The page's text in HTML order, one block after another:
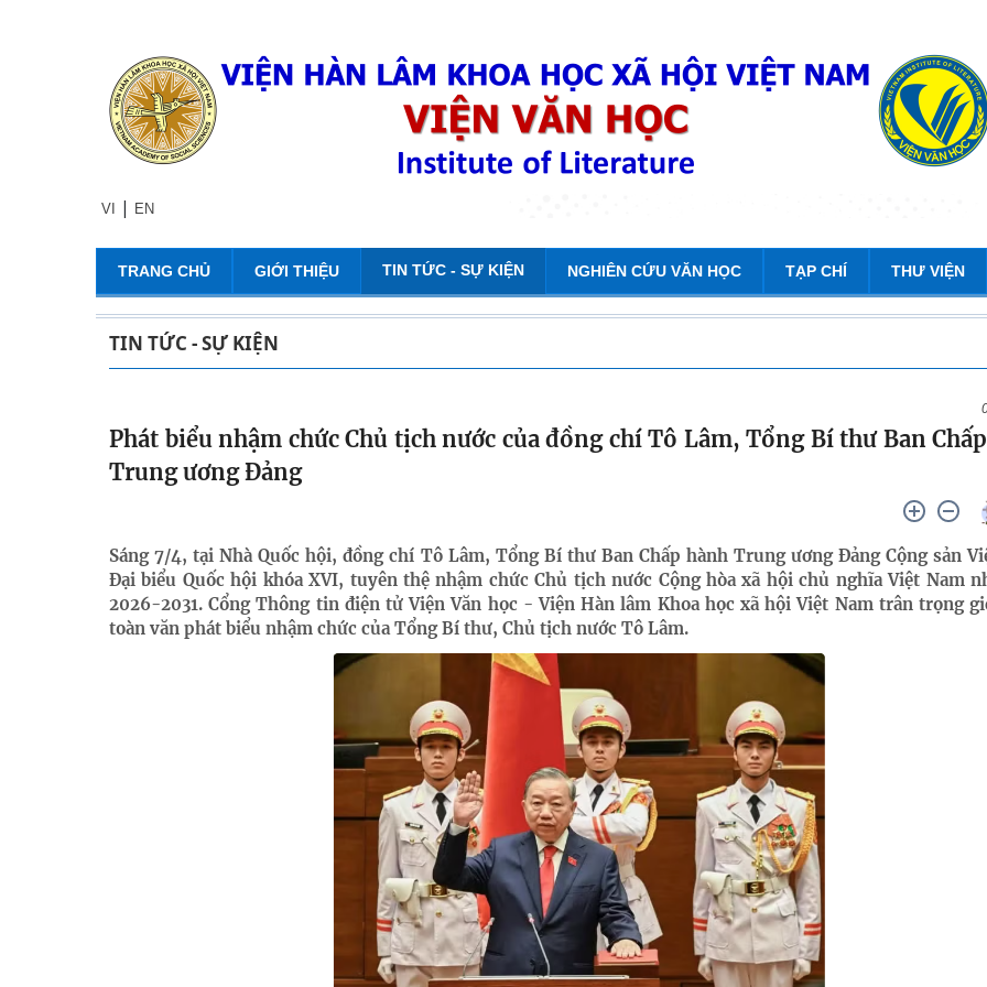
VI | EN
TRANG CHỦ GIỚI THIỆU TIN TỨC - SỰ KIỆN NGHIÊN CỨU VĂN HỌC TẠP CHÍ THƯ VIỆN
TIN TỨC - SỰ KIỆN
Phát biểu nhậm chức Chủ tịch nước của đồng chí Tô Lâm, Tổng Bí thư Ban
Trung ương Đảng
Sáng 7/4, tại Nhà Quốc hội, đồng chí Tô Lâm, Tổng Bí thư Ban Chấp hành Trung ương Đảng Cộng sản
Đại biểu Quốc hội khóa XVI, tuyên thệ nhậm chức Chủ tịch nước Cộng hòa xã hội chủ nghĩa Việt Nam
2026-2031. Cổng Thông tin điện tử Viện Văn học - Viện Hàn lâm Khoa học xã hội Việt Nam trân trọng
toàn văn phát biểu nhậm chức của Tổng Bí thư, Chủ tịch nước Tô Lâm.